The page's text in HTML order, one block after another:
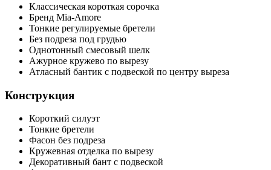
Классическая короткая сорочка
Бренд Mia-Amore
Тонкие регулируемые бретели
Без подреза под грудью
Однотонный смесовый шелк
Ажурное кружево по вырезу
Атласный бантик с подвеской по центру выреза
Конструкция
Короткий силуэт
Тонкие бретели
Фасон без подреза
Кружевная отделка по вырезу
Декоративный бант с подвеской